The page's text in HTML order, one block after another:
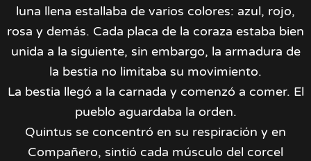
luna llena estallaba de varios colores: azul, rojo,
rosa y demás. Cada placa de la coraza estaba bien
unida a la siguiente, sin embargo, la armadura de
la bestia no limitaba su movimiento.
La bestia llegó a la carnada y comenzó a comer. El
pueblo aguardaba la orden.
Quintus se concentró en su respiración y en
Compañero, sintió cada músculo del corcel